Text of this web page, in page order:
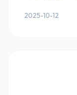
2025-10-12